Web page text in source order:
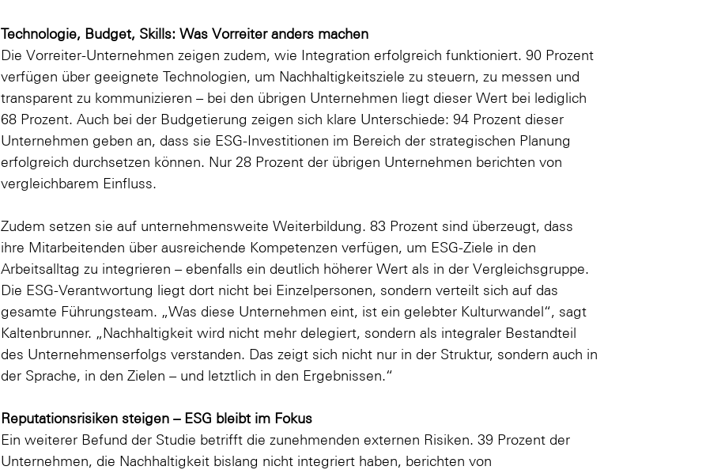
Technologie, Budget, Skills: Was Vorreiter anders machen
Die Vorreiter-Unternehmen zeigen zudem, wie Integration erfolgreich funktioniert. 90 Prozent
verfügen über geeignete Technologien, um Nachhaltigkeitsziele zu steuern, zu messen und
transparent zu kommunizieren – bei den übrigen Unternehmen liegt dieser Wert bei lediglich
68 Prozent. Auch bei der Budgetierung zeigen sich klare Unterschiede: 94 Prozent dieser
Unternehmen geben an, dass sie ESG-Investitionen im Bereich der strategischen Planung
erfolgreich durchsetzen können. Nur 28 Prozent der übrigen Unternehmen berichten von
vergleichbarem Einfluss.
Zudem setzen sie auf unternehmensweite Weiterbildung. 83 Prozent sind überzeugt, dass
ihre Mitarbeitenden über ausreichende Kompetenzen verfügen, um ESG-Ziele in den
Arbeitsalltag zu integrieren – ebenfalls ein deutlich höherer Wert als in der Vergleichsgruppe.
Die ESG-Verantwortung liegt dort nicht bei Einzelpersonen, sondern verteilt sich auf das
gesamte Führungsteam. „Was diese Unternehmen eint, ist ein gelebter Kulturwandel“, sagt
Kaltenbrunner. „Nachhaltigkeit wird nicht mehr delegiert, sondern als integraler Bestandteil
des Unternehmenserfolgs verstanden. Das zeigt sich nicht nur in der Struktur, sondern auch in
der Sprache, in den Zielen – und letztlich in den Ergebnissen.“
Reputationsrisiken steigen – ESG bleibt im Fokus
Ein weiterer Befund der Studie betrifft die zunehmenden externen Risiken. 39 Prozent der
Unternehmen, die Nachhaltigkeit bislang nicht integriert haben, berichten von